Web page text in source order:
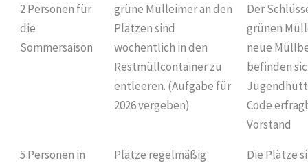
2 Personen für
die
Sommersaison
grüne Mülleimer an den
Plätzen sind
wöchentlich in den
Restmüllcontainer zu
entleeren. (Aufgabe für
2026 vergeben)
Der
grünen
neue
befinden
Code
Vorstand
5 Personen in
Plätze regelmäßig
Die Plätze